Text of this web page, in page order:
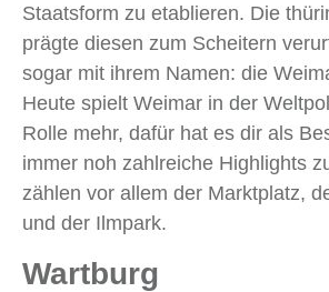
Staatsform zu etablieren. Die
prägte diesen zum Scheitern
sogar mit ihrem Namen: die
Heute spielt Weimar in der
Rolle mehr, dafür hat es dir als
immer noh zahlreiche Highlights
zählen vor allem der Marktplatz,
und der Ilmpark.
Wartburg